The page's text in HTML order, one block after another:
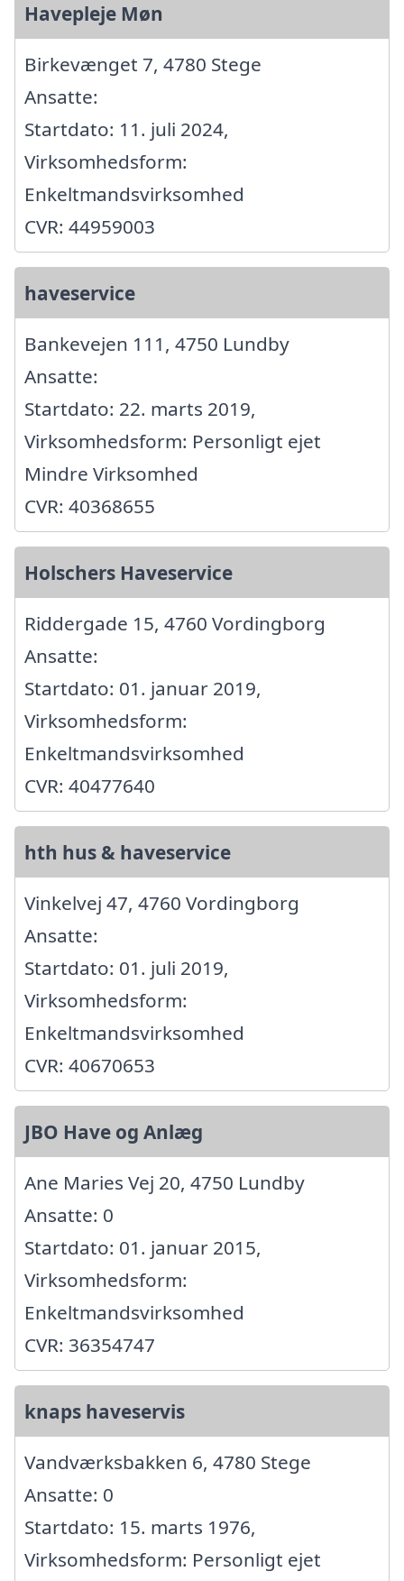
Havepleje Møn
Birkevænget 7, 4780 Stege
Ansatte:
Startdato: 11. juli 2024,
Virksomhedsform:
Enkeltmandsvirksomhed
CVR: 44959003
haveservice
Bankevejen 111, 4750 Lundby
Ansatte:
Startdato: 22. marts 2019,
Virksomhedsform: Personligt ejet
Mindre Virksomhed
CVR: 40368655
Holschers Haveservice
Riddergade 15, 4760 Vordingborg
Ansatte:
Startdato: 01. januar 2019,
Virksomhedsform:
Enkeltmandsvirksomhed
CVR: 40477640
hth hus & haveservice
Vinkelvej 47, 4760 Vordingborg
Ansatte:
Startdato: 01. juli 2019,
Virksomhedsform:
Enkeltmandsvirksomhed
CVR: 40670653
JBO Have og Anlæg
Ane Maries Vej 20, 4750 Lundby
Ansatte: 0
Startdato: 01. januar 2015,
Virksomhedsform:
Enkeltmandsvirksomhed
CVR: 36354747
knaps haveservis
Vandværksbakken 6, 4780 Stege
Ansatte: 0
Startdato: 15. marts 1976,
Virksomhedsform: Personligt ejet